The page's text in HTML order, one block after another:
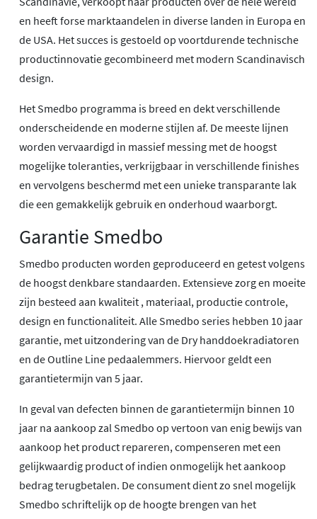
en heeft forse marktaandelen in diverse landen in Europa en
de USA. Het succes is gestoeld op voortdurende technische
productinnovatie gecombineerd met modern Scandinavisch
design.
Het Smedbo programma is breed en dekt verschillende
onderscheidende en moderne stijlen af. De meeste lijnen
worden vervaardigd in massief messing met de hoogst
mogelijke toleranties, verkrijgbaar in verschillende finishes
en vervolgens beschermd met een unieke transparante lak
die een gemakkelijk gebruik en onderhoud waarborgt.
Garantie Smedbo
Smedbo producten worden geproduceerd en getest volgens
de hoogst denkbare standaarden. Extensieve zorg en moeite
zijn besteed aan kwaliteit , materiaal, productie controle,
design en functionaliteit. Alle Smedbo series hebben 10 jaar
garantie, met uitzondering van de Dry handdoekradiatoren
en de Outline Line pedaalemmers. Hiervoor geldt een
garantietermijn van 5 jaar.
In geval van defecten binnen de garantietermijn binnen 10
jaar na aankoop zal Smedbo op vertoon van enig bewijs van
aankoop het product repareren, compenseren met een
gelijkwaardig product of indien onmogelijk het aankoop
bedrag terugbetalen. De consument dient zo snel mogelijk
Smedbo schriftelijk op de hoogte brengen van het